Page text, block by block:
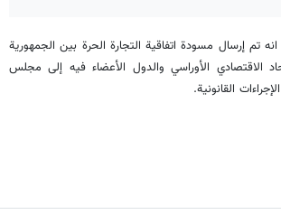
انه تم إرسال مسودة اتفاقية التجارة الحرة بين الجمهورية
الاقتصادي الأوراسي والدول الأعضاء فيه إلى مجلس
القانونية.